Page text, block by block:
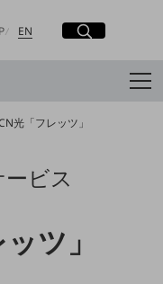
ムです。
日本語
EN Englishサイト内検索
開く
光「フレッツ」
ビス
ツ」